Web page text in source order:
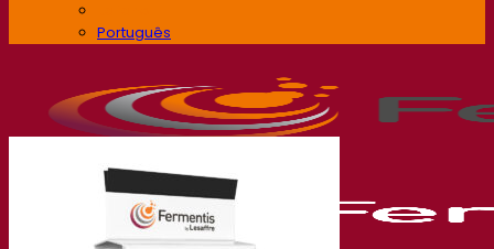
Português